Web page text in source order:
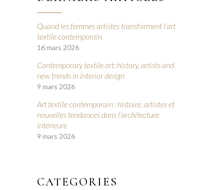
Quand les femmes artistes transforment l’art
textile contemporain
16 mars 2026
Contemporary textile art: history, artists and
new trends in interior design
9 mars 2026
Art textile contemporain : histoire, artistes et
nouvelles tendances dans l’architecture
intérieure
9 mars 2026
CATEGORIES